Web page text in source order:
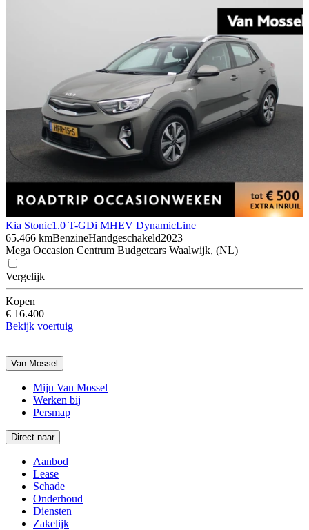
Kia Stonic1.0 T-GDi MHEV DynamicLine
65.466 kmBenzineHandgeschakeld2023
Mega Occasion Centrum Budgetcars Waalwijk, (NL)
Vergelijk
Kopen
€ 16.400
Bekijk voertuig
Van Mossel
Mijn Van Mossel
Werken bij
Persmap
Direct naar
Aanbod
Lease
Schade
Onderhoud
Diensten
Zakelijk